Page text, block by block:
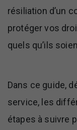
résiliation d’un
protéger vos
quels qu’ils
Dans ce guide,
service, les
étapes à suivre